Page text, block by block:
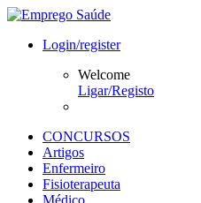
Login/register
Welcome
Ligar/Registo
CONCURSOS
Artigos
Enfermeiro
Fisioterapeuta
Médico